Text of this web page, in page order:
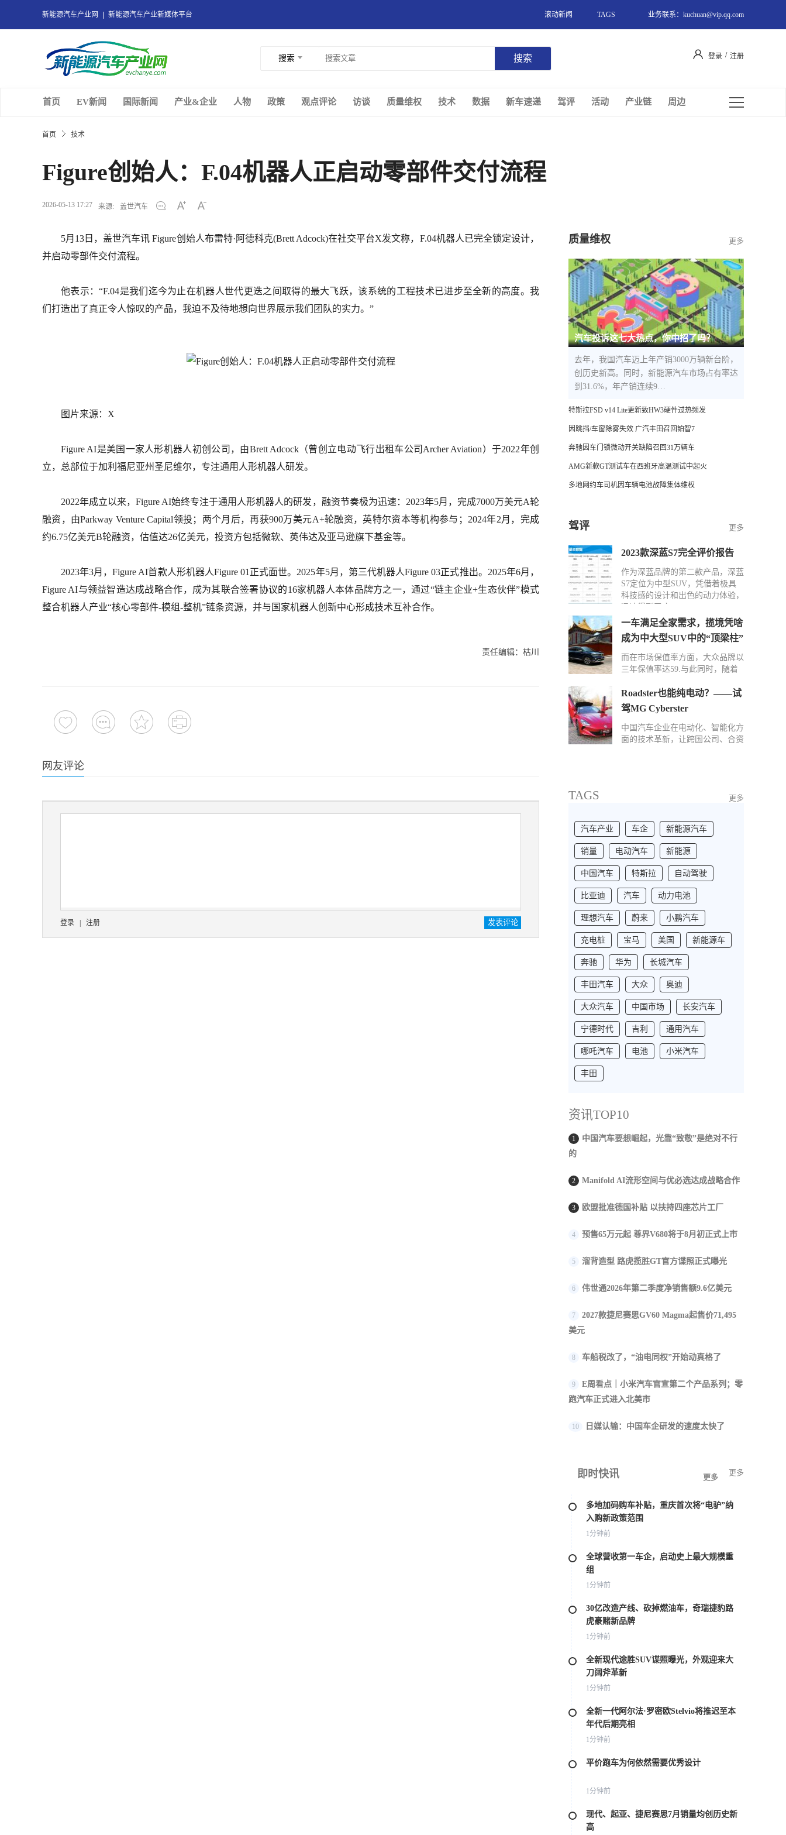
新能源汽车产业网 新能源汽车产业新媒体平台 滚动新闻 TAGS 业务联系：kuchuan@vip.qq.com
搜索 登录 / 注册
首页 EV新闻 国际新闻 产业&企业 人物 政策 观点评论 访谈 质量维权 技术 数据 新车速递 驾评 活动 产业链 周边
首页 技术
Figure创始人：F.04机器人正启动零部件交付流程
2026-05-13 17:27 来源: 盖世汽车
5月13日，盖世汽车讯 Figure创始人布雷特·阿德科克(Brett Adcock)在社交平台X发文称，F.04机器人已完全锁定设计，
并启动零部件交付流程。
他表示：“F.04是我们迄今为止在机器人世代更迭之间取得的最大飞跃，该系统的工程技术已进步至全新的高度。我
们打造出了真正令人惊叹的产品，我迫不及待地想向世界展示我们团队的实力。”
图片来源：X
Figure AI是美国一家人形机器人初创公司，由Brett Adcock（曾创立电动飞行出租车公司Archer Aviation）于2022年创
立，总部位于加利福尼亚州圣尼维尔，专注通用人形机器人研发。
2022年成立以来，Figure AI始终专注于通用人形机器人的研发，融资节奏极为迅速：2023年5月，完成7000万美元A轮
融资，由Parkway Venture Capital领投；两个月后，再获900万美元A+轮融资，英特尔资本等机构参与；2024年2月，完成
约6.75亿美元B轮融资，估值达26亿美元，投资方包括微软、英伟达及亚马逊旗下基金等。
2023年3月，Figure AI首款人形机器人Figure 01正式面世。2025年5月，第三代机器人Figure 03正式推出。2025年6月，
Figure AI与领益智造达成战略合作，成为其联合签署协议的16家机器人本体品牌方之一，通过“链主企业+生态伙伴”模式
整合机器人产业“核心零部件-模组-整机”链条资源，并与国家机器人创新中心形成技术互补合作。
责任编辑：枯川
网友评论
登录 注册
质量维权 更多
汽车投诉这七大热点，你中招了吗？
去年，我国汽车迈上年产销3000万辆新台阶，
创历史新高。同时，新能源汽车市场占有率达
到31.6%，年产销连续9…
特斯拉FSD v14 Lite更新致HW3硬件过热频发
因跳挡/车窗除雾失效 广汽丰田召回铂智7
奔驰因车门锁微动开关缺陷召回31万辆车
AMG新款GT测试车在西班牙高温测试中起火
多地网约车司机因车辆电池故障集体维权
驾评 更多
2023款深蓝S7完全评价报告
作为深蓝品牌的第二款产品，深蓝
S7定位为中型SUV，凭借着极具
科技感的设计和出色的动力体验，
一车满足全家需求，揽境凭啥
成为中大型SUV中的“顶梁柱”
而在市场保值率方面，大众品牌以
三年保值率达59.与此同时，随着
场以及在后…
Roadster也能纯电动？——试
驾MG Cyberster
中国汽车企业在电动化、智能化方
面的技术革新，让跨国公司、合资
TAGS 更多
汽车产业 车企 新能源汽车
销量 电动汽车 新能源
中国汽车 特斯拉 自动驾驶
比亚迪 汽车 动力电池
理想汽车 蔚来 小鹏汽车
充电桩 宝马 美国 新能源车
奔驰 华为 长城汽车
丰田汽车 大众 奥迪
大众汽车 中国市场 长安汽车
宁德时代 吉利 通用汽车
哪吒汽车 电池 小米汽车
丰田
资讯TOP10
1
中国汽车要想崛起，光靠“致敬”是绝对不行
的
2 Manifold AI流形空间与优必选达成战略合作
3 欧盟批准德国补贴 以扶持四座芯片工厂
4 预售65万元起 尊界V680将于8月初正式上市
5 溜背造型 路虎揽胜GT官方谍照正式曝光
6 伟世通2026年第二季度净销售额9.6亿美元
7
2027款捷尼赛思GV60 Magma起售价71,495
美元
8 车船税改了，“油电同权”开始动真格了
9
E周看点｜小米汽车官宣第二个产品系列；零
跑汽车正式进入北美市
10 日媒认输：中国车企研发的速度太快了
更多
即时快讯 更多
多地加码购车补贴，重庆首次将“电驴”纳
入购新政策范围
1分钟前
全球营收第一车企，启动史上最大规模重
组
1分钟前
30亿改造产线、砍掉燃油车，奇瑞捷豹路
虎豪赌新品牌
1分钟前
全新现代途胜SUV谍照曝光，外观迎来大
刀阔斧革新
1分钟前
全新一代阿尔法·罗密欧Stelvio将推迟至本
年代后期亮相
1分钟前
平价跑车为何依然需要优秀设计
1分钟前
现代、起亚、捷尼赛思7月销量均创历史新
高